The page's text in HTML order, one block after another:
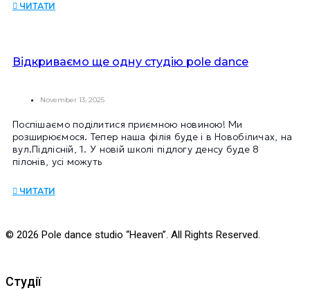
ЧИТАТИ
Відкриваємо ще одну студію pole dance
November 13, 2025
Поспішаємо поділитися приємною новиною! Ми
розширюємося. Тепер наша філія буде і в Новобіличах, на
вул.Підлісній, 1. У новій школі підлогу денсу буде 8
пілонів, усі можуть
ЧИТАТИ
© 2026 Pole dance studio “Heaven”. All Rights Reserved.
Студії